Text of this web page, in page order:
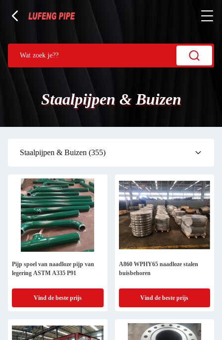
Staalpijpen & Buizen
Staalpijpen & Buizen (355)
Pijp spoel van naadloze pijp van
legering ASTM A335 P91
Vind de beste prijs
A860 WPHY65 naadloze stalen
buisbehoren
Vind de beste prijs